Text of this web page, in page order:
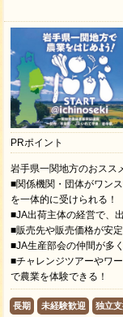
PRポイント
岩手県一関地方のおスス
■関係機関・団体がワン
を一体的に受けられる！
■JA出荷主体の経営で、
■販売先や販売価格が安定
■JA生産部会の仲間が多
■チャレンジツアーやワ
で農業を体験できる！
長期 未経験歓迎 独立